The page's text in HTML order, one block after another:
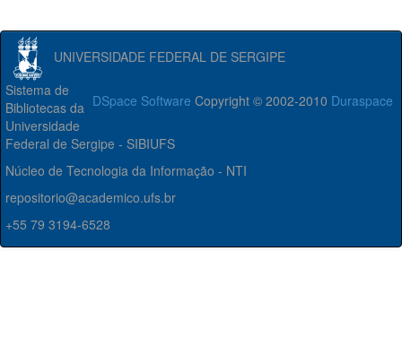
UNIVERSIDADE FEDERAL DE SERGIPE
DSpace Software Copyright © 2002-2010 Duraspace
Sistema de
Bibliotecas da
Universidade
Federal de Sergipe - SIBIUFS
Núcleo de Tecnologia da Informação - NTI
repositorio@academico.ufs.br
+55 79 3194-6528